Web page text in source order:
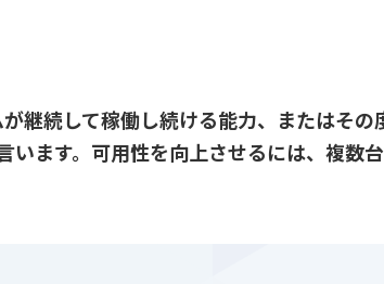
継続して稼働し続ける能力、またはそ
います。可用性を向上させるには、複数